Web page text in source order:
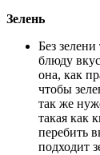
Зелень
Без
блюду
она, как
чтобы
так же
такая как
перебить
подходит